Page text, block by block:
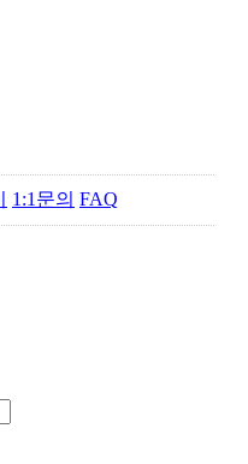
1:1문의 FAQ